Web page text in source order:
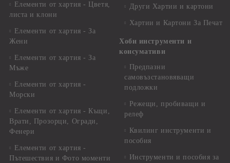
Елементи от хартия - Цветя,
листа и клони
Елементи от хартия - За
Жени
Елементи от хартия - За
Мъже
Елементи от хартия -
Морски
Елементи от хартия - Къщи,
Врати, Прозорци, Огради,
Фенери
Елементи от хартия -
Пътешествия и Фото моменти
Други Хартии и картони
Хартии и Картони За Печат
Хоби инструменти и
консумативи
Предпазни
самовъзстановяващи
подложки
Режещи, пробиващи и
релеф
Квилинг инструменти и
пособия
Инструменти и пособия за